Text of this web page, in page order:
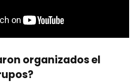
organizados el